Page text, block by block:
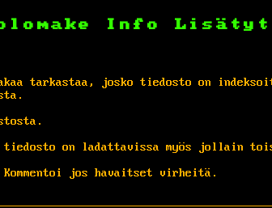
Info
Lisätyt
tarkastaa, josko tiedosto on
tiedosto on ladattavissa myös jollain
Kommentoi jos havaitset virheitä.